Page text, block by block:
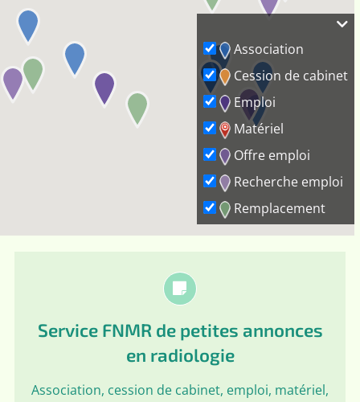
Association
Cession de cabinet
Emploi
Matériel
Offre emploi
Recherche emploi
Remplacement
Service FNMR de petites annonces
en radiologie
Association, cession de cabinet, emploi, matériel,